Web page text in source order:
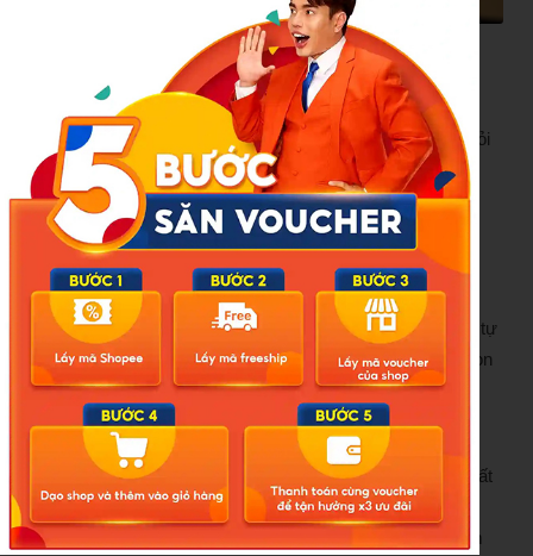
Đừng để trẻ luôn thờ ơ với cái xấu và im lặng như bầy cừu
Giáo dục không thể chỉ là những con điểm. Nó phải là sự
hình thành nhân cách, lòng trắc ẩn, kỹ năng sống. Nhưng
nhìn vào phản ứng của lớp học ấy, tôi buộc phải đặt câu hỏi
đau xót: giáo dục của chúng ta có đang đi lệch đường?
Cần thay đổi từ gia đình đến nhà trường
Là phụ huynh, tôi nhận ra mình cũng có phần trách nhiệm.
Tôi đã từng ưu tiên thành tích của con hơn là dạy con biết tự
lập, biết quan tâm người khác. Tôi đã từng thở phào khi con
đạt điểm cao mà quên hỏi: “Hôm nay con đã giúp đỡ ai
chưa? Con có thấy bạn nào bị bắt nạt không?”
Từ hôm nay, tôi muốn thay đổi. Con cần học võ hoặc ít nhất
là kỹ năng tự vệ. Con cần được học cách kêu cứu, cách
giúp đỡ người khác an toàn. Những bài học đó không nằm